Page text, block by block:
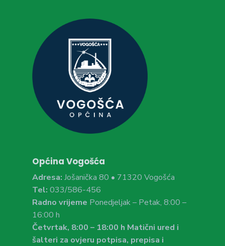
Općina Vogošća
Adresa: Jošanička 80 • 71320 Vogošća
Tel: 033/586-456
Radno vrijeme Ponedjeljak – Petak, 8:00 –
16:00 h
Četvrtak, 8:00 – 18:00 h Matični ured i
šalteri za ovjeru potpisa, prepisa i